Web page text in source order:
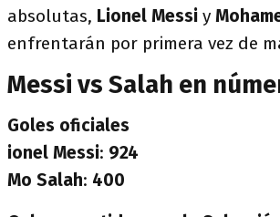
absolutas, Lionel Messi y
enfrentarán por primera vez de
Messi vs Salah en
Goles oficiales
ionel Messi: 924
Mo Salah: 400